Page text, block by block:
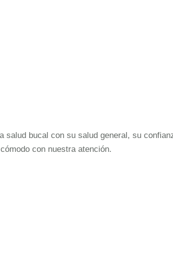
salud bucal con su salud general, su
con nuestra atención.